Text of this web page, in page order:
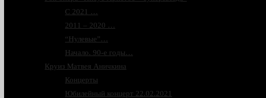
С 2021 …
2011 – 2020 …
“Нулевые”…
Начало. 90-е годы…
Круиз Матвея Аничкина
Концерты
Юбилейный концерт 22.02.2021